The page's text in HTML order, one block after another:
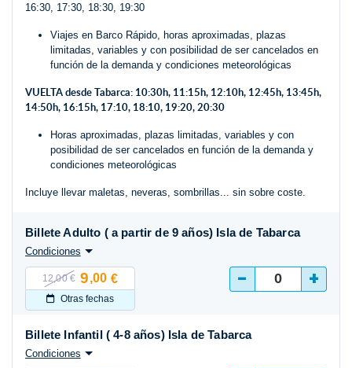
16:30, 17:30, 18:30, 19:30
Viajes en Barco Rápido, horas aproximadas, plazas
limitadas, variables y con posibilidad de ser cancelados en
función de la demanda y condiciones meteorológicas
VUELTA desde Tabarca: 10:30h, 11:15h, 12:10h, 12:45h, 13:45h,
14:50h, 16:15h, 17:10, 18:10, 19:20, 20:30
Horas aproximadas, plazas limitadas, variables y con
posibilidad de ser cancelados en función de la demanda y
condiciones meteorológicas
Incluye llevar maletas, neveras, sombrillas... sin sobre coste.
12,00 € 9,00 €
Otras fechas
Billete Adulto ( a partir de 9 años) Isla de Tabarca
Condiciones
- +
Billete Infantil ( 4-8 años) Isla de Tabarca
Condiciones